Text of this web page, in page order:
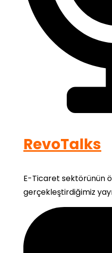
RevoTalks
E-Ticaret sektörünün
gerçekleştirdiğimiz